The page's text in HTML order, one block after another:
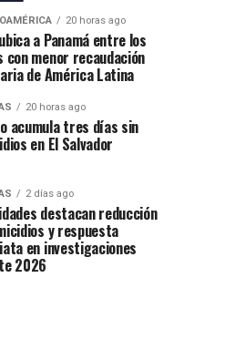
20 horas ago
ubica a Panamá entre los
con menor recaudación
de América Latina
20 horas ago
acumula tres días sin
en El Salvador
2 días ago
destacan reducción
y respuesta
en investigaciones
2026